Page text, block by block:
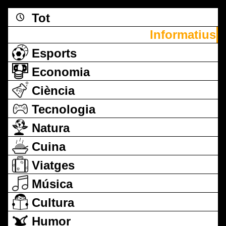
Tot
Informatius
Esports
Economia
Ciència
Tecnologia
Natura
Cuina
Viatges
Música
Cultura
Humor